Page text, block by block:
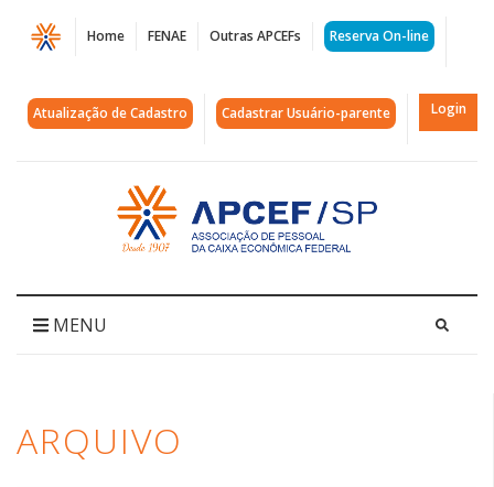
Página
Arquivos
chocolate
APCEF/SP
Home FENAE Outras APCEFs Reserva On-line
Atualização de Cadastro Cadastrar Usuário-parente Login
Acessar
página
inicial
MENU
ARQUIVO